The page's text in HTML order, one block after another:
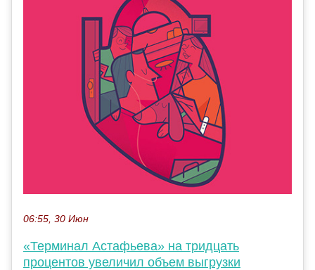
06:55, 30 Июн
«Терминал Астафьева» на тридцать
процентов увеличил объем выгрузки